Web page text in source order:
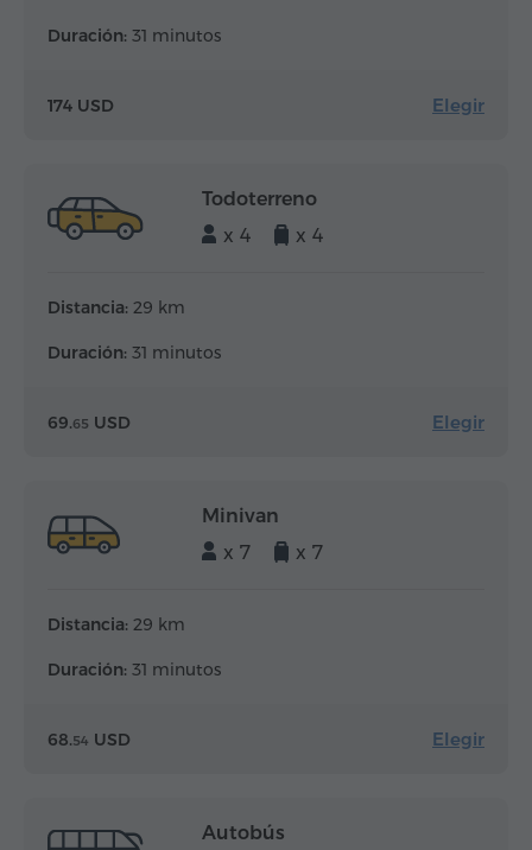
Duración: 31 minutos
174 USD Elegir
Todoterreno
x 4
x 4
Distancia: 29 km
Duración: 31 minutos
69.65 USD Elegir
Minivan
x 7
x 7
Distancia: 29 km
Duración: 31 minutos
68.54 USD Elegir
Autobús